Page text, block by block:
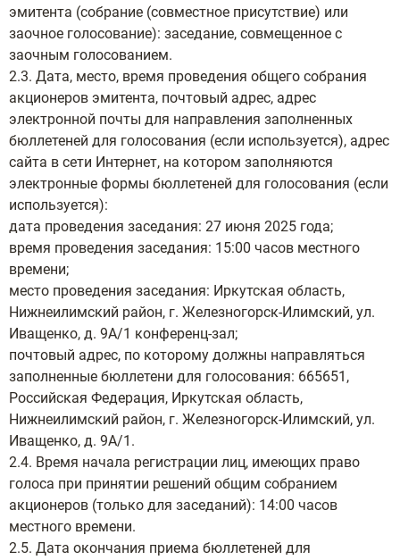
эмитента (собрание (совместное присутствие) или
заочное голосование): заседание, совмещенное с
заочным голосованием.
2.3. Дата, место, время проведения общего собрания
акционеров эмитента, почтовый адрес, адрес
электронной почты для направления заполненных
бюллетеней для голосования (если используется), адрес
сайта в сети Интернет, на котором заполняются
электронные формы бюллетеней для голосования (если
используется):
дата проведения заседания: 27 июня 2025 года;
время проведения заседания: 15:00 часов местного
времени;
место проведения заседания: Иркутская область,
Нижнеилимский район, г. Железногорск-Илимский, ул.
Иващенко, д. 9А/1 конференц-зал;
почтовый адрес, по которому должны направляться
заполненные бюллетени для голосования: 665651,
Российская Федерация, Иркутская область,
Нижнеилимский район, г. Железногорск-Илимский, ул.
Иващенко, д. 9А/1.
2.4. Время начала регистрации лиц, имеющих право
голоса при принятии решений общим собранием
акционеров (только для заседаний): 14:00 часов
местного времени.
2.5. Дата окончания приема бюллетеней для